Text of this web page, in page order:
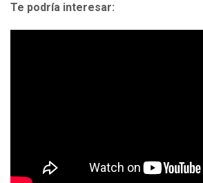
Te podría interesar: